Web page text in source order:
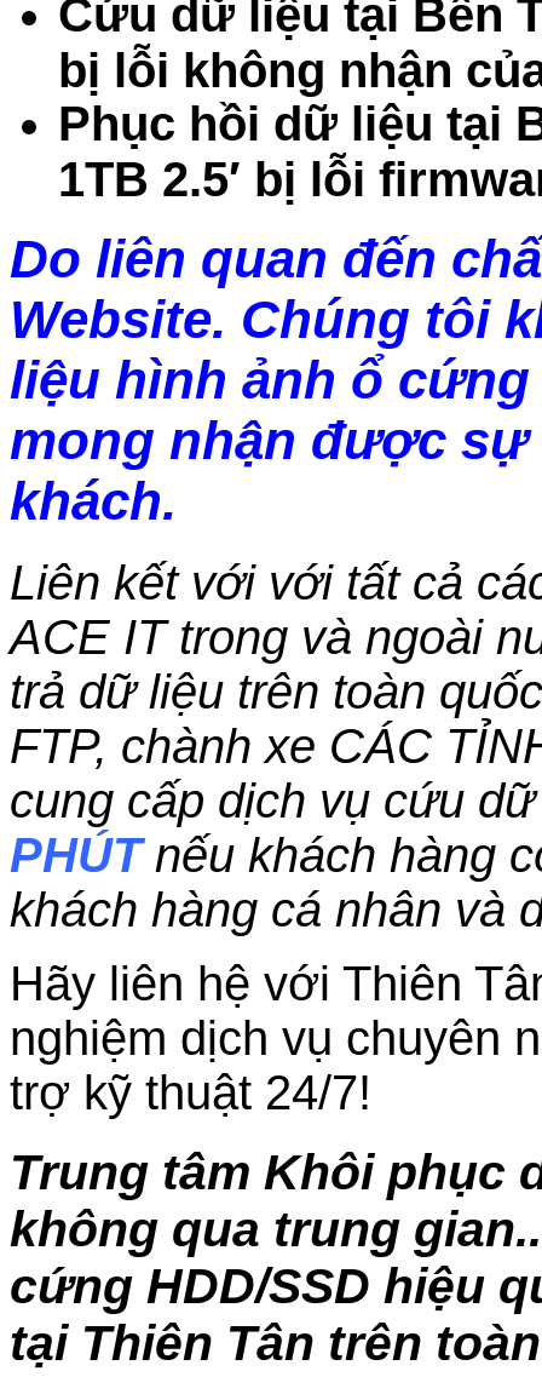
Cứu dữ liệu tại Bến
bị lỗi không nhận
Phục hồi dữ liệu tại
1TB 2.5′ bị lỗi
Do liên quan đến
Website. Chúng tôi
liệu hình ảnh ổ
mong nhận được
khách.
Liên kết với với tất cả
ACE IT trong và ngoài
trả dữ liệu trên toàn
FTP, chành xe CÁC
cung cấp dịch vụ cứu
PHÚTnếu khách hàng
khách hàng cá nhân và
Hãy liên hệ với Thiên
nghiệm dịch vụ chuyên
trợ kỹ thuật 24/7!
Trung tâm Khôi phục
không qua trung
cứng HDD/SSD hiệu
tại Thiên Tân trên